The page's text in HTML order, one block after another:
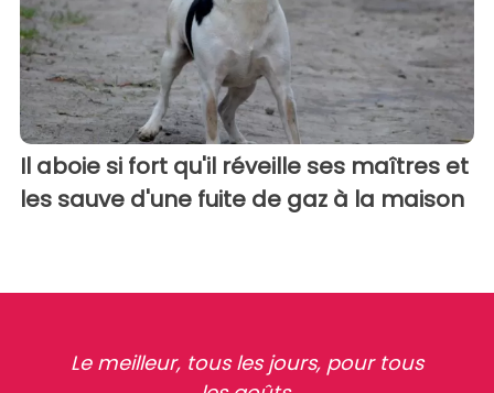
Il aboie si fort qu'il réveille ses maîtres et
les sauve d'une fuite de gaz à la maison
Le meilleur, tous les jours, pour tous